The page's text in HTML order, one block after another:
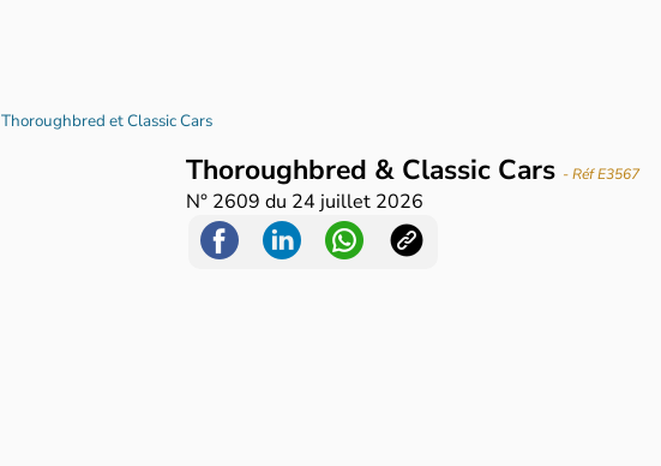
Thoroughbred et Classic Cars
Thoroughbred & Classic Cars - Réf E3567
N° 2609 du 24 juillet 2026